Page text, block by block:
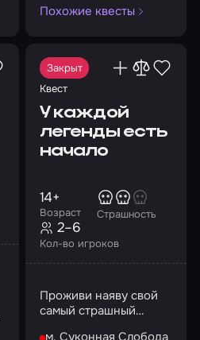
Похожие квесты
Закрыт
Квест
У каждой
легенды есть
начало
Возраст
14+
Страшность
Кол-во игроков
2–6
Проживи наяву свой
самый страшный